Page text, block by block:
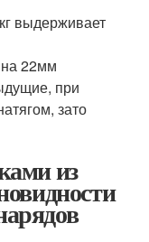
выдерживает
22мм
при
зато
из